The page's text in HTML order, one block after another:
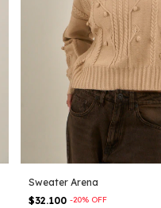
Sweater Arena
$32.100-20% OFF